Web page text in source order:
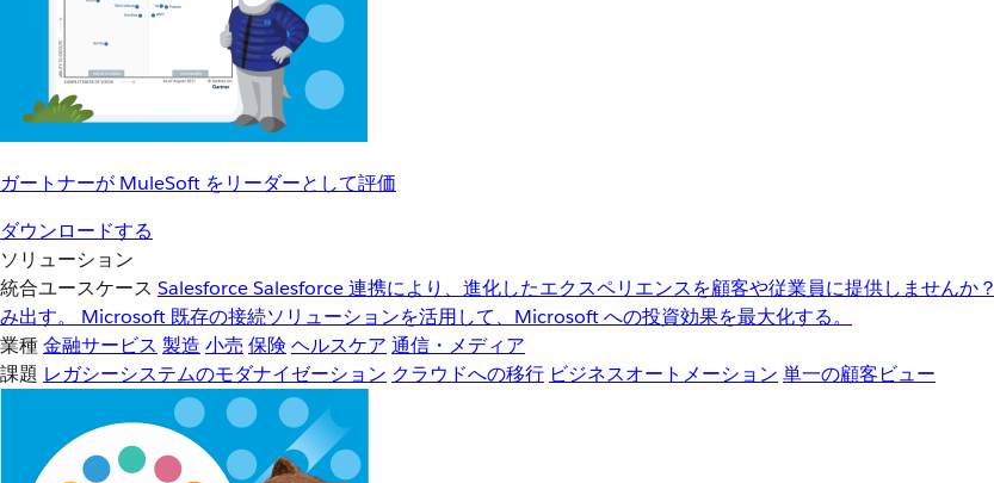
ガートナーが MuleSoft をリーダーとして評価
ダウンロードする
ソリューション
統合ユースケース SalesforceSalesforce 連携により、進化したエクスペリエンスを顧客や従業員に提供しませんか？
み出す。
Microsoft 既存の接続ソリューションを活用して、Microsoft への投資効果を最大化する。
業種金融サービス 製造 小売 保険 ヘルスケア 通信・メディア
課題 レガシーシステムのモダナイゼーション クラウドへの移行 ビジネスオートメーション 単一の顧客ビュー